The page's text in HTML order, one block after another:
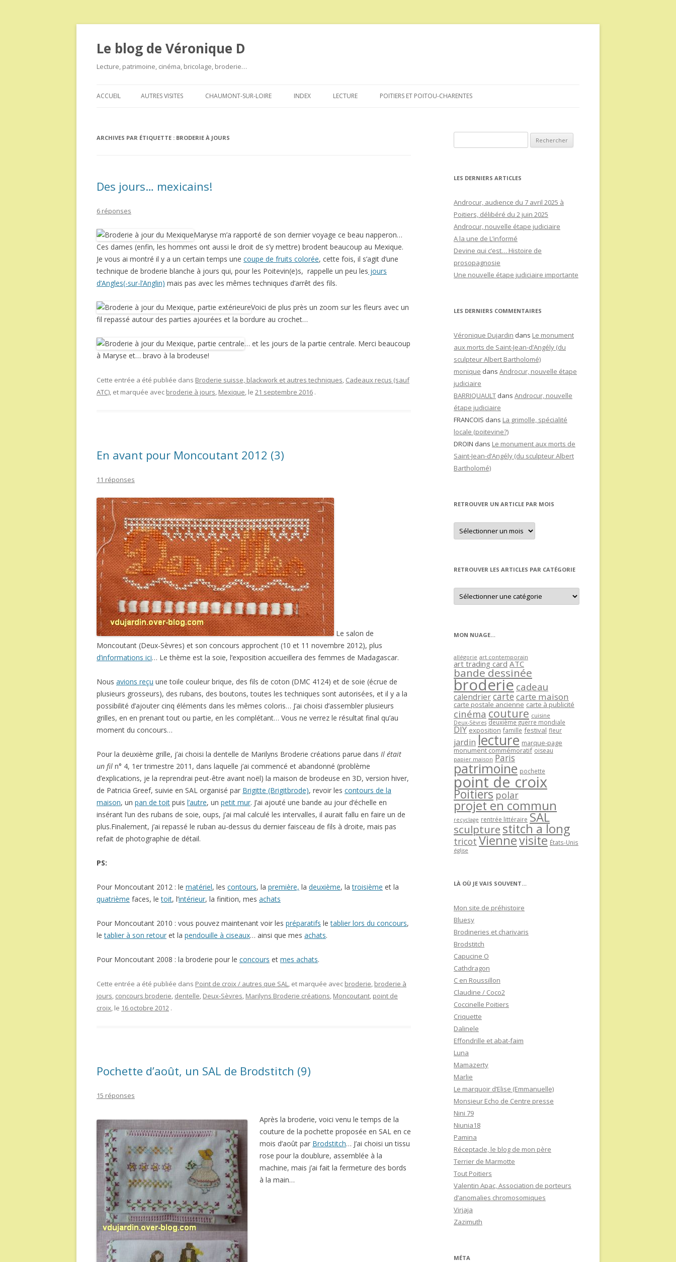
Le blog de Véronique D
Lecture, patrimoine, cinéma, bricolage, broderie…
au
ACCUEIL AUTRES VISITES CHAUMONT-SUR-LOIRE INDEX LECTURE POITIERS ET POITOU-CHARENTES
ARCHIVES PAR ÉTIQUETTE : BRODERIE À JOURS
Des jours… mexicains!
6 réponses
Maryse m’a rapporté de son dernier voyage ce beau napperon…
Ces dames (enfin, les hommes ont aussi le droit de s’y mettre) brodent beaucoup au Mexique.
Je vous ai montré il y a un certain temps une coupe de fruits colorée, cette fois, il s’agit d’une
technique de broderie blanche à jours qui, pour les Poitevin(e)s, rappelle un peu les jours
d’Angles(-sur-l’Anglin) mais pas avec les mêmes techniques d’arrêt des fils.
Voici de plus près un zoom sur les fleurs avec un
fil repassé autour des parties ajourées et la bordure au crochet…
… et les jours de la partie centrale. Merci beaucoup
à Maryse et… bravo à la brodeuse!
Cette entrée a été publiée dans Broderie suisse, blackwork et autres techniques, Cadeaux reçus (sauf
ATC), et marquée avec broderie à jours, Mexique, le 21 septembre 2016 .
En avant pour Moncoutant 2012 (3)
11 réponses
Le salon de
Moncoutant (Deux-Sèvres) et son concours approchent (10 et 11 novembre 2012), plus
d’informations ici… Le thème est la soie, l’exposition accueillera des femmes de Madagascar.
Nous avions reçu une toile couleur brique, des fils de coton (DMC 4124) et de soie (écrue de
plusieurs grosseurs), des rubans, des boutons, toutes les techniques sont autorisées, et il y a la
possibilité d’ajouter cinq éléments dans les mêmes coloris… J’ai choisi d’assembler plusieurs
grilles, en en prenant tout ou partie, en les complétant… Vous ne verrez le résultat final qu’au
moment du concours…
Pour la deuxième grille, j’ai choisi la dentelle de Marilyns Broderie créations parue dans Il était
un fil n° 4, 1er trimestre 2011, dans laquelle j’ai commencé et abandonné (problème
d’explications, je la reprendrai peut-être avant noël) la maison de brodeuse en 3D, version hiver,
de Patricia Greef, suivie en SAL organisé par Brigitte (Brigitbrode), revoir les contours de la
maison, un pan de toit puis l’autre, un petit mur. J’ai ajouté une bande au jour d’échelle en
insérant l’un des rubans de soie, oups, j’ai mal calculé les intervalles, il aurait fallu en faire un de
plus.Finalement, j’ai repassé le ruban au-dessus du dernier faisceau de fils à droite, mais pas
refait de photographie de détail.
PS:
Pour Moncoutant 2012 : le matériel, les contours, la première, la deuxième, latroisième et la
quatrième faces, letoit, l’intérieur, la finition, mes achats
Pour Moncoutant 2010 : vous pouvez maintenant voir les préparatifs letablier lors du concours,
letablier à son retour et la pendouille à ciseaux… ainsi que mes achats.
Pour Moncoutant 2008 : la broderie pour le concours et mes achats.
Cette entrée a été publiée dans Point de croix / autres que SAL, et marquée avec broderie, broderie à
jours, concours broderie, dentelle, Deux-Sèvres, Marilyns Broderie créations, Moncoutant, point de
croix, le 16 octobre 2012 .
Pochette d’août, un SAL de Brodstitch (9)
15 réponses
Après la broderie, voici venu le temps de la
couture de la pochette proposée en SAL en ce
mois d’août par Brodstitch… J’ai choisi un tissu
rose pour la doublure, assemblée à la
machine, mais j’ai fait la fermeture des bords
à la main…
LES DERNIERS ARTICLES
Androcur, audience du 7 avril 2025 à
Poitiers, délibéré du 2 juin 2025
Androcur, nouvelle étape judiciaire
A la une de L’informé
Devine qui c’est… Histoire de
prosopagnosie
Une nouvelle étape judiciaire importante
LES DERNIERS COMMENTAIRES
Véronique Dujardin dans Le monument
aux morts de Saint-Jean-d’Angély (du
sculpteur Albert Bartholomé)
monique dans Androcur, nouvelle étape
judiciaire
BARRIQUAULT dans Androcur, nouvelle
étape judiciaire
FRANCOIS dans La grimolle, spécialité
locale (poitevine?)
DROIN dans Le monument aux morts de
Saint-Jean-d’Angély (du sculpteur Albert
Bartholomé)
RETROUVER UN ARTICLE PAR MOIS
Retrouver
un
article
RETROUVER LES ARTICLES PAR CATÉGORIE
Retrouver
les
articles
MON NUAGE…
allégorie art contemporain
art trading card ATC
bande dessinée
broderie cadeau
calendriercartecarte maison
carte postale ancienne carte à publicité
cinéma couture cuisine
Deux-Sèvres deuxième guerre mondiale
DIY exposition famille festival fleur
jardin lecture marque-page
monument commémoratif oiseau
papier maison Paris
patrimoine pochette
point de croix
Poitiers polar
projet en commun
recyclage rentrée littéraire SAL
sculpture stitch a long
tricot Viennevisite États-Unis
église
LÀ OÙ JE VAIS SOUVENT…
Mon site de préhistoire
Bluesy
Brodineries et charivaris
Brodstitch
Capucine O
Cathdragon
C en Roussillon
Claudine / Coco2
Coccinelle Poitiers
Criquette
Dalinele
Effondrille et abat-faim
Luna
Mamazerty
Marlie
Le marquoir d’Elise (Emmanuelle)
Monsieur Echo de Centre presse
Nini 79
Niunia18
Pamina
Réceptacle, le blog de mon père
Terrier de Marmotte
Tout Poitiers
Valentin Apac, Association de porteurs
d’anomalies chromosomiques
Virjaja
Zazimuth
MÉTA